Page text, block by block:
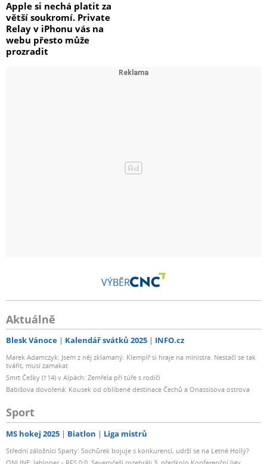
Apple si nechá platit za
větší soukromí. Private
Relay v iPhonu vás na
webu přesto může
prozradit
VÝBĚR
Aktuálně
Blesk Vánoce Kalendář svátků 2025 INFO.cz
Marek Adamczyk: Jsem z něj zklamaný. Klempíř si hraje na ministra. Nestačí se tak
tvářit, musí zamakat
Smrt Češky (†14) v Alpách: Zemřela při túře s rodiči
Babišova dovolená: Kousek od oblíbené destinace Čechů a Onassisova ostrova
Sport
MS hokej 2025 Biatlon Liga mistrů
Střední záložníci Sparty: Sochůrek bojuje s konkurencí, udrží se na Letné Hollý?